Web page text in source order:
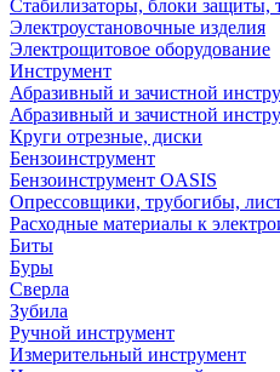
Стабилизаторы, блоки защиты,
Электроустановочные изделия
Электрощитовое оборудование
Инструмент
Абразивный и зачистной
Абразивный и зачистной
Круги отрезные, диски
Бензоинструмент
Бензоинструмент OASIS
Опрессовщики, трубогибы,
Расходные материалы к
Биты
Буры
Сверла
Зубила
Ручной инструмент
Измерительный инструмент